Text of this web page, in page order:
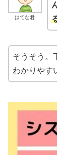
はてな君
そうそう。
わかりやす